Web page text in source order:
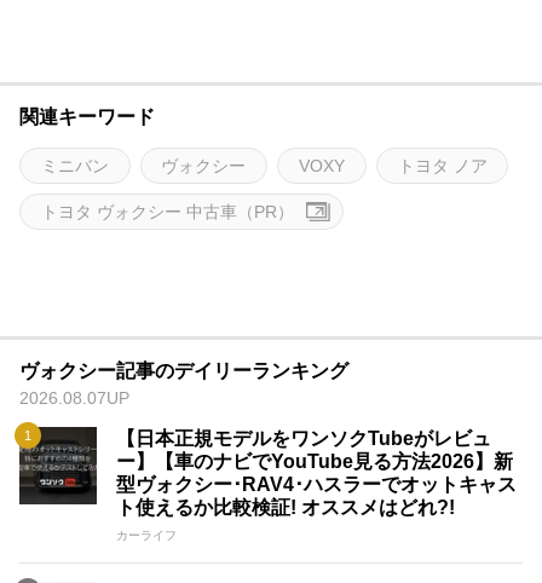
関連キーワード
ミニバン ヴォクシー VOXY トヨタ ノア
トヨタ ヴォクシー 中古車（PR）
ヴォクシー記事のデイリーランキング
2026.08.07UP
【日本正規モデルをワンソクTubeがレビュ
ー】【車のナビでYouTube見る方法2026】新
型ヴォクシー･RAV4･ハスラーでオットキャス
ト使えるか比較検証! オススメはどれ?!
カーライフ